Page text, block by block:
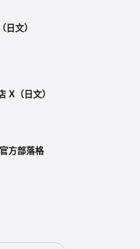
文）
X（日文）
方部落格